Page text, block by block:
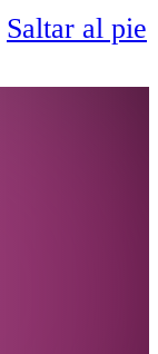
Saltar al pie